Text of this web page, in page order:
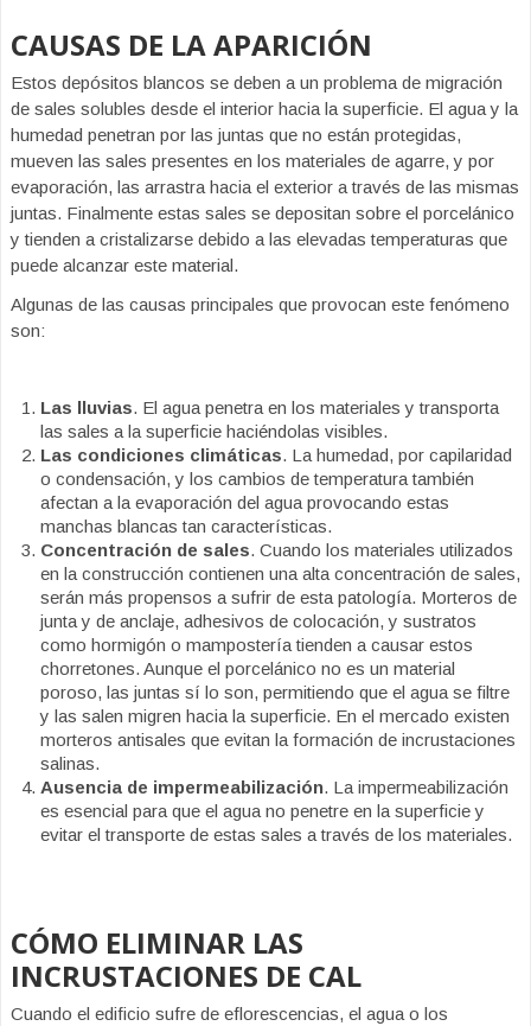
CAUSAS DE LA APARICIÓN
Estos depósitos blancos se deben a un problema de migración
de sales solubles desde el interior hacia la superficie. El agua y la
humedad penetran por las juntas que no están protegidas,
mueven las sales presentes en los materiales de agarre, y por
evaporación, las arrastra hacia el exterior a través de las mismas
juntas. Finalmente estas sales se depositan sobre el porcelánico
y tienden a cristalizarse debido a las elevadas temperaturas que
puede alcanzar este material.
Algunas de las causas principales que provocan este fenómeno
son:
Las lluvias. El agua penetra en los materiales y transporta
las sales a la superficie haciéndolas visibles.
Las condiciones climáticas. La humedad, por capilaridad
o condensación, y los cambios de temperatura también
afectan a la evaporación del agua provocando estas
manchas blancas tan características.
Concentración de sales. Cuando los materiales utilizados
en la construcción contienen una alta concentración de sales,
serán más propensos a sufrir de esta patología. Morteros de
junta y de anclaje, adhesivos de colocación, y sustratos
como hormigón o mampostería tienden a causar estos
chorretones. Aunque el porcelánico no es un material
poroso, las juntas sí lo son, permitiendo que el agua se filtre
y las salen migren hacia la superficie. En el mercado existen
morteros antisales que evitan la formación de incrustaciones
salinas.
Ausencia de impermeabilización. La impermeabilización
es esencial para que el agua no penetre en la superficie y
evitar el transporte de estas sales a través de los materiales.
CÓMO ELIMINAR LAS
INCRUSTACIONES DE CAL
Cuando el edificio sufre de eflorescencias, el agua o los